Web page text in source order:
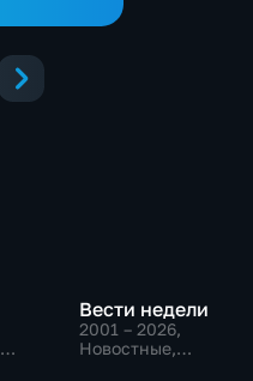
Вести недели
2001 – 2026,
Новостные,